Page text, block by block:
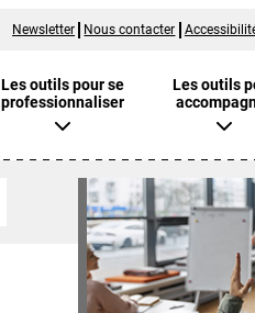
Newsletter Nous contacter
Les outils pour se
professionnaliser
Les outils